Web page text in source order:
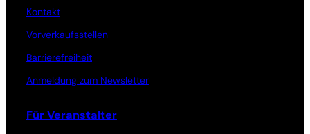
Kontakt
Vorverkaufsstellen
Barrierefreiheit
Anmeldung zum Newsletter
Für Veranstalter